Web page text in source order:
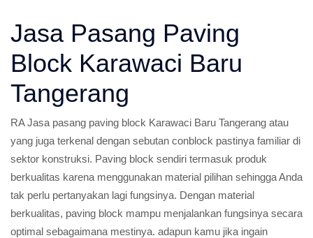
Jasa Pasang Paving
Block Karawaci Baru
Tangerang
RA Jasa pasang paving block Karawaci Baru Tangerang atau
yang juga terkenal dengan sebutan conblock pastinya familiar di
sektor konstruksi. Paving block sendiri termasuk produk
berkualitas karena menggunakan material pilihan sehingga Anda
tak perlu pertanyakan lagi fungsinya. Dengan material
berkualitas, paving block mampu menjalankan fungsinya secara
optimal sebagaimana mestinya. adapun kamu jika ingain